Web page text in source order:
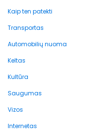
Kaip ten patekti
Transportas
Automobilių nuoma
Keltas
Kultūra
Saugumas
Vizos
Internetas